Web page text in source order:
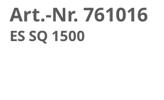
Art.-Nr. 761016
ES SQ 1500